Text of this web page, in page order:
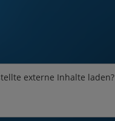
externe Inhalte laden?